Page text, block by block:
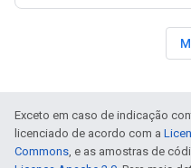
Exceto em caso de indicação
licenciado de acordo com a
Commons , e as amostras de